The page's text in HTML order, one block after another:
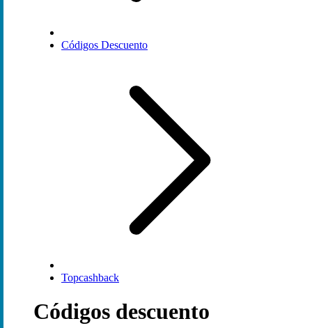
Códigos Descuento
Topcashback
Códigos descuento